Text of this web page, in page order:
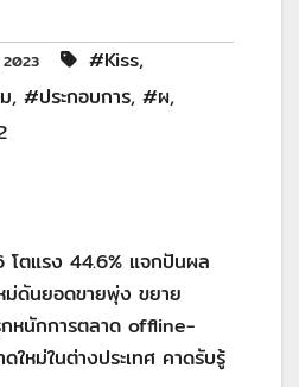
2023 #Kiss,
, #ประกอบการ, #ผ,
โตแรง 44.6% แจกปันผล
ดันยอดขายพุ่ง ขยาย
นักการตลาด offline-
หม่ในต่างประเทศ คาดรับรู้